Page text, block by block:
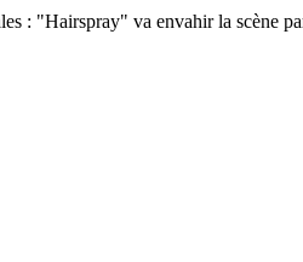
: "Hairspray" va envahir la scène